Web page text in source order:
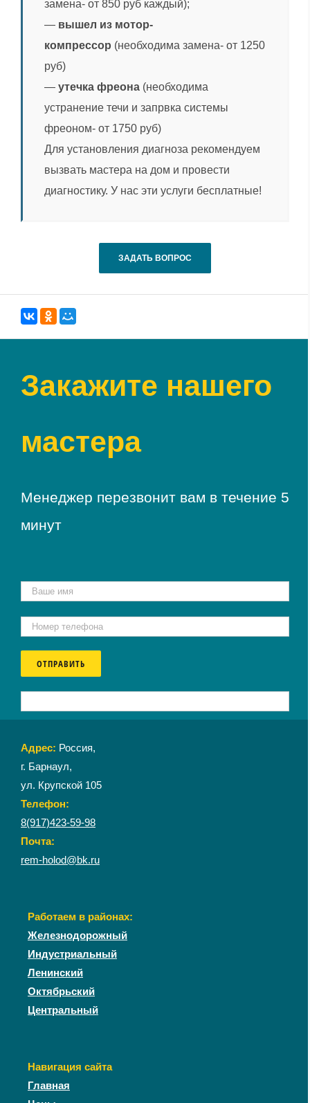
замена- от 850 руб каждый);
— вышел из мотор-
компрессор (необходима замена- от 1250
руб)
— утечка фреона (необходима
устранение течи и запрвка системы
фреоном- от 1750 руб)
Для установления диагноза рекомендуем
вызвать мастера на дом и провести
диагностику. У нас эти услуги бесплатные!
ЗАДАТЬ ВОПРОС
Закажите нашего
мастера
Менеджер перезвонит вам в течение 5
минут
Адрес: Россия,
г. Барнаул,
ул. Крупской 105
Телефон:
8(917)423-59-98
Почта:
rem-holod@bk.ru
Работаем в районах:
Железнодорожный
Индустриальный
Ленинский
Октябрьский
Центральный
Навигация сайта
Главная